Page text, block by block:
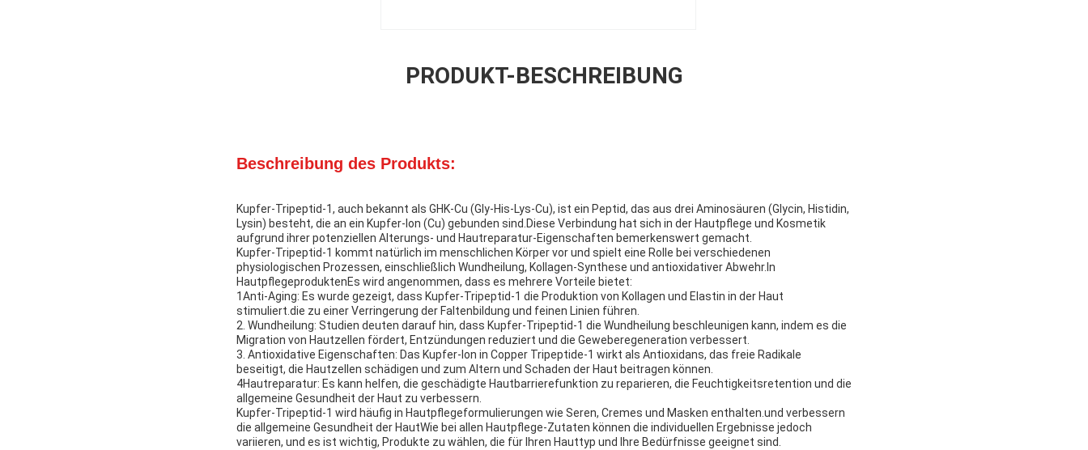
PRODUKT-BESCHREIBUNG
Beschreibung des Produkts:
Kupfer-Tripeptid-1, auch bekannt als GHK-Cu (Gly-His-Lys-Cu), ist ein Peptid, das aus drei Aminosäuren (Glycin, Histidin,
Lysin) besteht, die an ein Kupfer-Ion (Cu) gebunden sind.Diese Verbindung hat sich in der Hautpflege und Kosmetik
aufgrund ihrer potenziellen Alterungs- und Hautreparatur-Eigenschaften bemerkenswert gemacht.
Kupfer-Tripeptid-1 kommt natürlich im menschlichen Körper vor und spielt eine Rolle bei verschiedenen
physiologischen Prozessen, einschließlich Wundheilung, Kollagen-Synthese und antioxidativer Abwehr.In
HautpflegeproduktenEs wird angenommen, dass es mehrere Vorteile bietet:
1Anti-Aging: Es wurde gezeigt, dass Kupfer-Tripeptid-1 die Produktion von Kollagen und Elastin in der Haut
stimuliert.die zu einer Verringerung der Faltenbildung und feinen Linien führen.
2. Wundheilung: Studien deuten darauf hin, dass Kupfer-Tripeptid-1 die Wundheilung beschleunigen kann, indem es die
Migration von Hautzellen fördert, Entzündungen reduziert und die Geweberegeneration verbessert.
3. Antioxidative Eigenschaften: Das Kupfer-Ion in Copper Tripeptide-1 wirkt als Antioxidans, das freie Radikale
beseitigt, die Hautzellen schädigen und zum Altern und Schaden der Haut beitragen können.
4Hautreparatur: Es kann helfen, die geschädigte Hautbarrierefunktion zu reparieren, die Feuchtigkeitsretention und die
allgemeine Gesundheit der Haut zu verbessern.
Kupfer-Tripeptid-1 wird häufig in Hautpflegeformulierungen wie Seren, Cremes und Masken enthalten.und verbessern
die allgemeine Gesundheit der HautWie bei allen Hautpflege-Zutaten können die individuellen Ergebnisse jedoch
variieren, und es ist wichtig, Produkte zu wählen, die für Ihren Hauttyp und Ihre Bedürfnisse geeignet sind.